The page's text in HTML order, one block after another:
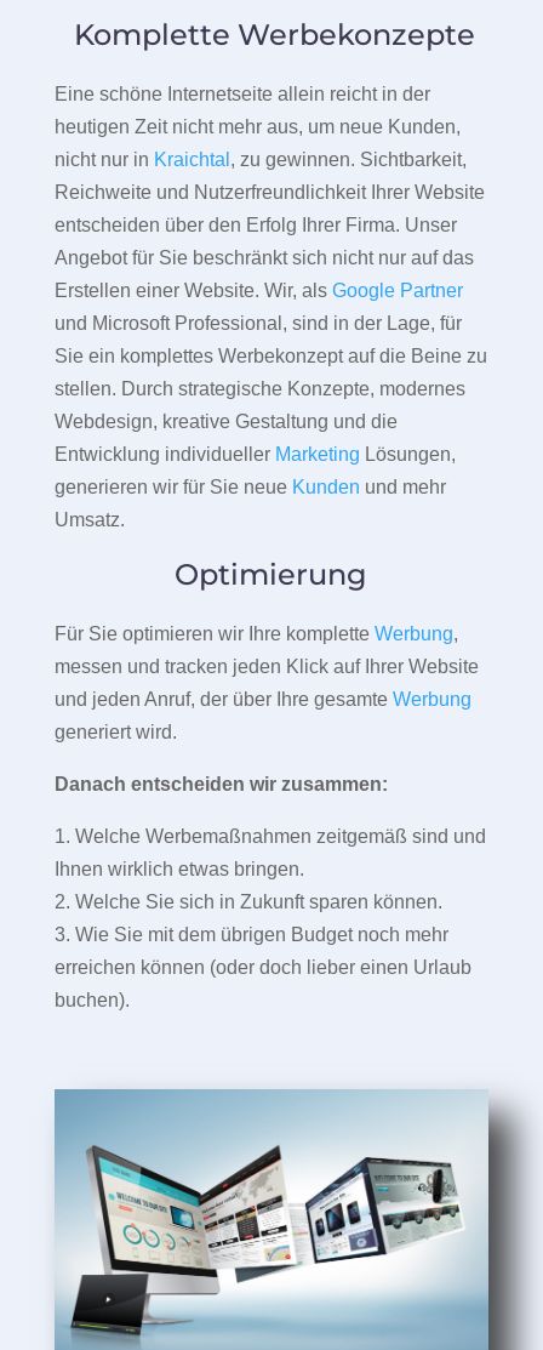
Komplette Werbekonzepte
Eine schöne Internetseite allein reicht in der
heutigen Zeit nicht mehr aus, um neue Kunden,
nicht nur in Kraichtal , zu gewinnen. Sichtbarkeit,
Reichweite und Nutzerfreundlichkeit Ihrer Website
entscheiden über den Erfolg Ihrer Firma. Unser
Angebot für Sie beschränkt sich nicht nur auf das
Erstellen einer Website. Wir, als Google Partner
und Microsoft Professional, sind in der Lage, für
Sie ein komplettes Werbekonzept auf die Beine zu
stellen. Durch strategische Konzepte, modernes
Webdesign, kreative Gestaltung und die
Entwicklung individueller Marketing Lösungen,
generieren wir für Sie neue Kunden und mehr
Umsatz.
Optimierung
Für Sie optimieren wir Ihre komplette Werbung,
messen und tracken jeden Klick auf Ihrer Website
und jeden Anruf, der über Ihre gesamte Werbung
generiert wird.
Danach entscheiden wir zusammen:
1. Welche Werbemaßnahmen zeitgemäß sind und
Ihnen wirklich etwas bringen.
2. Welche Sie sich in Zukunft sparen können.
3. Wie Sie mit dem übrigen Budget noch mehr
erreichen können (oder doch lieber einen Urlaub
buchen).